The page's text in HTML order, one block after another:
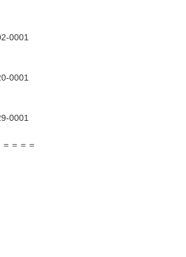
0001
0001
0001
＝＝＝